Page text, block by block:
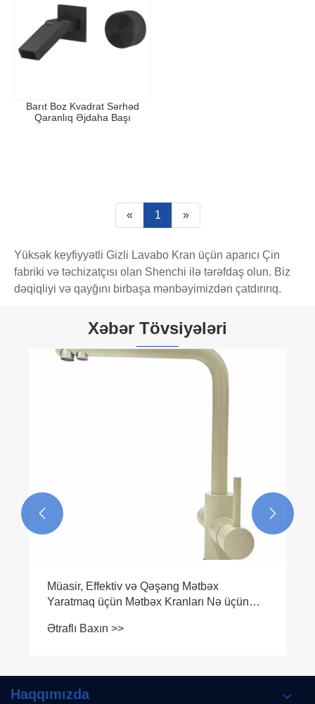
Barıt Boz Kvadrat Sərhəd
Qaranlıq Əjdaha Başı
« 1 »
Yüksək keyfiyyətli Gizli Lavabo Kran üçün aparıcı Çin
fabriki və təchizatçısı olan Shenchi ilə tərəfdaş olun. Biz
dəqiqliyi və qayğını birbaşa mənbəyimizdən çatdırırıq.
Xəbər Tövsiyələri
Müasir, Effektiv və Qəşəng Mətbəx
Yaratmaq üçün Mətbəx Kranları Nə üçün
Ətraflı Baxın >>
 
Haqqımızda